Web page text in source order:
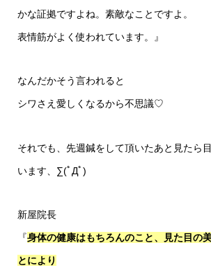
かな証拠ですよね。素敵なことですよ。
表情筋がよく使われています。』
なんだかそう言われると
シワさえ愛しくなるから不思議♡
それでも、先週鍼をして頂いたあと見たら
います、∑(ﾟДﾟ)
新屋院長
『身体の健康はもちろんのこと、見た目の
とにより